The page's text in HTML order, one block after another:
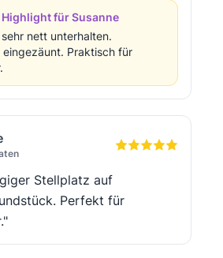
für Susanne
nett unterhalten.
Praktisch für
Stellplatz auf
Perfekt für